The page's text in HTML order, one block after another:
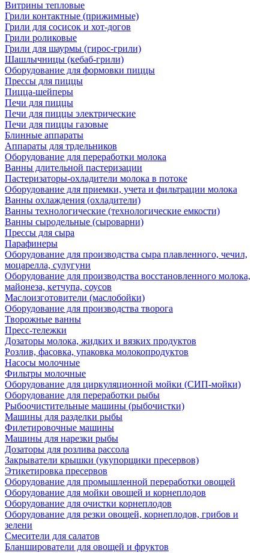
Витрины тепловые
Грили контактные (прижимные)
Грили для сосисок и хот-догов
Грили роликовые
Грили для шаурмы (гирос-грили)
Шашлычницы (кебаб-грили)
Оборудование для формовки пиццы
Прессы для пиццы
Пицца-шейперы
Печи для пиццы
Печи для пиццы электрические
Печи для пиццы газовые
Блинные аппараты
Аппараты для трдельников
Оборудование для переработки молока
Ванны длительной пастеризации
Пастеризаторы-охладители молока в потоке
Оборудование для приемки, учета и фильтрации молока
Ванны охлаждения (охладители)
Ванны технологические (технологические емкости)
Ванны сыродельные (сыроварни)
Прессы для сыра
Парафинеры
Оборудование для производства сыра плавленного, чечил,
моцарелла, сулугуни
Оборудование для производства восстановленного молока,
майонеза, кетчупа, соусов
Маслоизготовители (маслобойки)
Оборудование для производства творога
Творожные ванны
Пресс-тележки
Дозаторы молока, жидких и вязких продуктов
Розлив, фасовка, упаковка молокопродуктов
Насосы молочные
Фильтры молочные
Оборудование для циркуляционной мойки (СИП-мойки)
Оборудование для переработки рыбы
Рыбоочистительные машины (рыбочистки)
Машины для разделки рыбы
Филетировочные машины
Машины для нарезки рыбы
Дозаторы для розлива рассола
Закрыватели крышки (укупорщики пресервов)
Этикетировка пресервов
Оборудование для промышленной переработки овощей
Оборудование для мойки овощей и корнеплодов
Оборудование для очистки корнеплодов
Оборудование для резки овощей, корнеплодов, грибов и
зелени
Смесители для салатов
Бланширователи для овощей и фруктов